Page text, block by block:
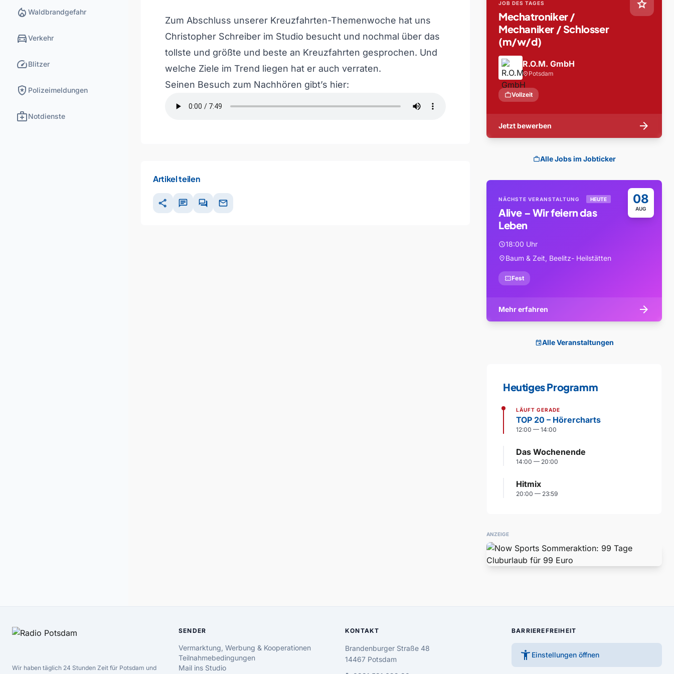
local_fire_department Waldbrandgefahr
directions_carVerkehr
speedBlitzer
local_police Polizeimeldungen
medical_servicesNotdienste
Zum Abschluss unserer Kreuzfahrten-Themenwoche hat uns
Christopher Schreiber im Studio besucht und nochmal über das
tollste und größte und beste an Kreuzfahrten gesprochen. Und
welche Ziele im Trend liegen hat er auch verraten.
Seinen Besuch zum Nachhören gibt’s hier:
Artikel teilen
share chat forum mail
star
JOB DES TAGES
Mechatroniker /
Mechaniker / Schlosser
(m/w/d)
R.O.M. GmbH
location_on Potsdam
workVollzeit
Jetzt bewerben arrow_forward
workAlle Jobs im Jobticker
08
AUG
NÄCHSTE VERANSTALTUNG HEUTE
Alive – Wir feiern das
Leben
schedule18:00 Uhr
location_onBaum & Zeit, Beelitz- Heilstätten
confirmation_numberFest
Mehr erfahren arrow_forward
eventAlle Veranstaltungen
Heutiges Programm
LÄUFT GERADE
TOP 20 – Hörercharts
12:00 — 14:00
Das Wochenende
14:00 — 20:00
Hitmix
20:00 — 23:59
ANZEIGE
Wir haben täglich 24 Stunden Zeit für Potsdam und
SENDER
Vermarktung, Werbung & Kooperationen
Teilnahmebedingungen
Mail ins Studio
KONTAKT
Brandenburger Straße 48
14467 Potsdam
BARRIEREFREIHEIT
accessibility_new Einstellungen öffnen